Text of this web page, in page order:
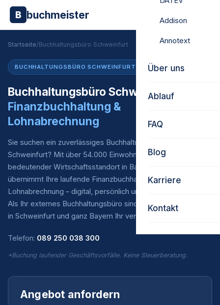
B buchmeister Addison
Annotext
Über uns
Ablauf
FAQ
Blog
Karriere
Kontakt
Startseite/Buchhaltungsbüro Schweinfurt
BUCHHALTUNGSBÜRO SCHWEINFURT
Buchhaltungsbüro Schweinfurt –
Finanzbuchhaltung &
Lohnabrechnung
Sie suchen ein zuverlässiges Buchhaltungsbüro in
Schweinfurt? Mit über 54.000 Einwohnern ist Schweinfurt ein
bedeutender Wirtschaftsstandort in Bayern. Buchmeister
übernimmt Ihre laufende Finanzbuchhaltung* und
Lohnabrechnung – digital, persönlich und zu fairen Preisen.
Als Ihr externes Buchhaltungsbüro sind wir für Unternehmen
in Schweinfurt und ganz Bayern Ihr verlässlicher Partner.
Telefon: 089 250 038 300
*Buchung laufender Geschäftsvorfälle. Keine Steuerberatung.
Angebot anfordern